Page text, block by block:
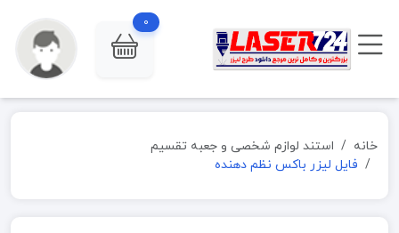
0
خانه
استند لوازم شخصی و جعبه تقسیم
فایل لیزر باکس نظم دهنده